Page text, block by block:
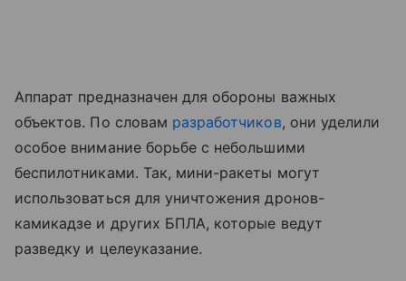
Аппарат предназначен для обороны важных
объектов. По словам разработчиков, они уделили
особое внимание борьбе с небольшими
беспилотниками. Так, мини-ракеты могут
использоваться для уничтожения дронов-
камикадзе и других БПЛА, которые ведут
разведку и целеуказание.